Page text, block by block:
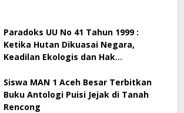
Paradoks UU No 41 Tahun 1999 :
Ketika Hutan Dikuasai Negara,
Keadilan Ekologis dan Hak
Siswa MAN 1 Aceh Besar Terbitkan
Buku Antologi Puisi Jejak di Tanah
Rencong